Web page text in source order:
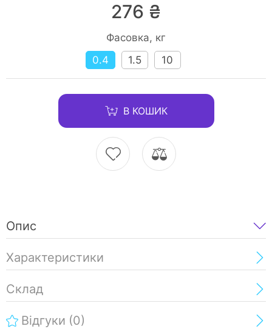
276 ₴
Фасовка, кг
0.4
1.5 10
В КОШИК
Опис
Характеристики
Склад
Відгуки (0)